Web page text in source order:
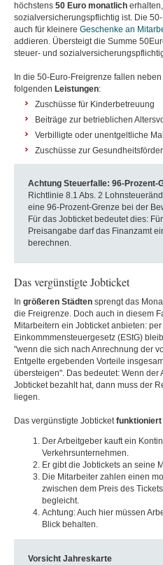
höchstens 50 Euro monatlich
sozialversicherungspflichtig ist. Die
auch für kleinere Geschenke an
addieren. Übersteigt die Summe
steuer- und
In die 50-Euro-Freigrenze fallen
folgenden Leistungen:
Zuschüsse für Kinderbetreuung
Beiträge zur betrieblichen
Verbilligte oder unentgeltliche
Zuschüsse zur
Achtung Steuerfalle: 96-Prozent-
Richtlinie 8.1 Abs. 2
eine 96-Prozent-Grenze bei der
Für das Jobticket bedeutet dies:
Preisangabe darf das Finanzamt
berechnen.
Das vergünstigte Jobticket
In größeren Städten sprengt das
die Freigrenze. Doch auch in diesem
Mitarbeitern ein Jobticket anbieten:
Einkommmensteuergesetz (EStG)
"wenn die sich nach Anrechnung der
Entgelte ergebenden Vorteile
übersteigen". Das bedeutet: Wenn der
Jobticket bezahlt hat, dann muss der
liegen.
Das vergünstigte Jobticketfunktioniert
Der Arbeitgeber kauft ein
Verkehrsunternehmen.
Er gibt die Jobtickets an seine
Die Mitarbeiter zahlen einen
zwischen dem Preis des
begleicht.
Achtung: Auch hier müssen
Blick behalten.
Vorsicht Jahreskarte